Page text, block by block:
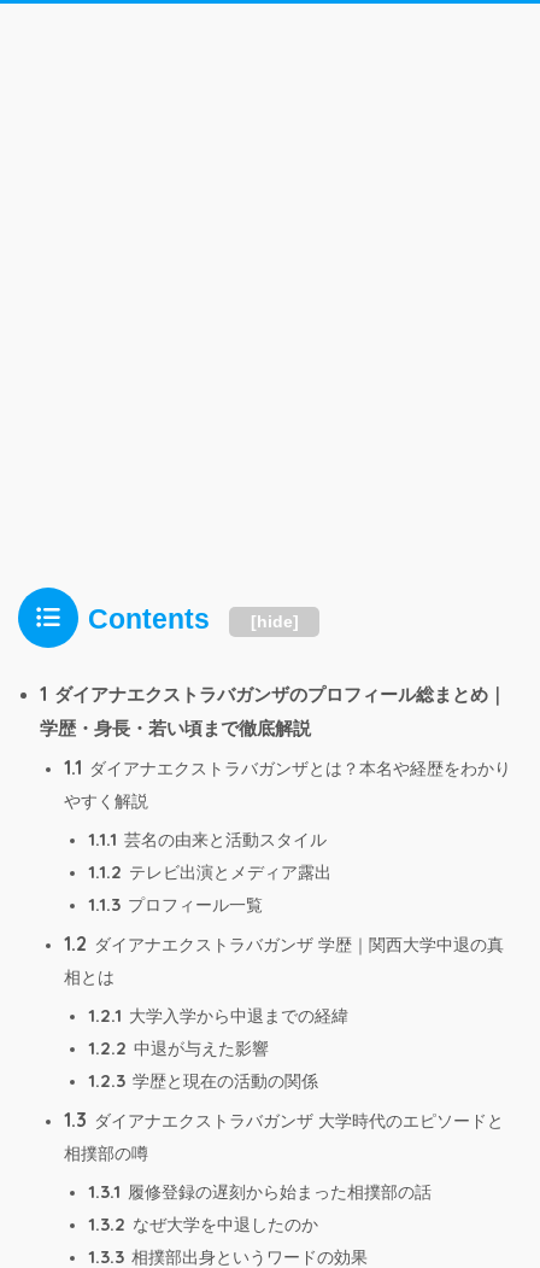
Contents [hide]
1 ダイアナエクストラバガンザのプロフィール総まとめ｜
学歴・身長・若い頃まで徹底解説
1.1 ダイアナエクストラバガンザとは？本名や経歴をわかり
やすく解説
1.1.1 芸名の由来と活動スタイル
1.1.2 テレビ出演とメディア露出
1.1.3 プロフィール一覧
1.2 ダイアナエクストラバガンザ 学歴｜関西大学中退の真
相とは
1.2.1 大学入学から中退までの経緯
1.2.2 中退が与えた影響
1.2.3 学歴と現在の活動の関係
1.3 ダイアナエクストラバガンザ 大学時代のエピソードと
相撲部の噂
1.3.1 履修登録の遅刻から始まった相撲部の話
1.3.2 なぜ大学を中退したのか
1.3.3 相撲部出身というワードの効果